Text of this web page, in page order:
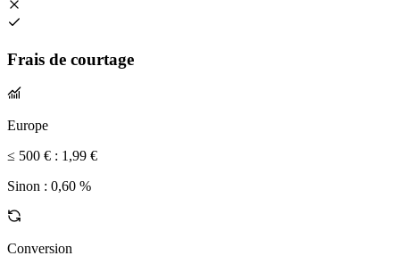
Frais de courtage
Europe
≤ 500 € : 1,99 €
Sinon : 0,60 %
Conversion